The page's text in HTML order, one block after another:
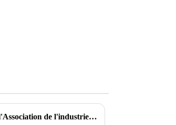
Félicitations à Tongxun pour son adhésion à l'Association de l'industrie des drones de Shenzhen